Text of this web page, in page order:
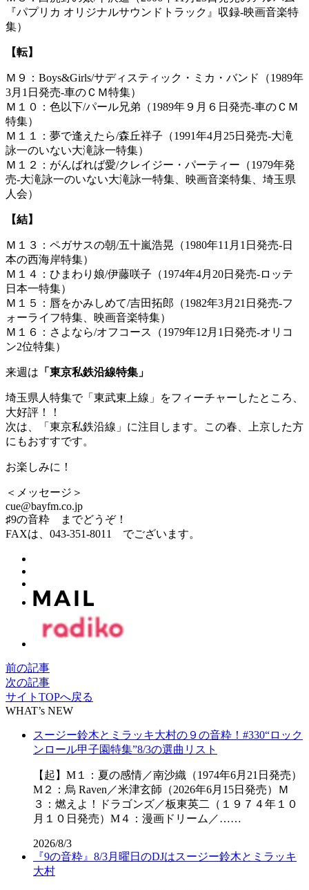
『パプリカ オリジナルサウンドトラック』収録-映画音楽特
集）
【転】
Ｍ９：Boys&Girls/サディスティック・ミカ・バンド（1989年
3月1日発売-車のＣＭ特集）
Ｍ１０：色以下/パール兄弟（1989年９月６日発売-車のＣＭ
特集）
Ｍ１１：夢で逢えたら/森丘祥子（1991年4月25日発売-大滝
詠一のいない大滝詠一特集）
Ｍ１２：がんばれば愛/クレイジー・パーティー（1979年発
売-大滝詠一のいない大滝詠一特集、映画音楽特集、埼玉県
人会）
【結】
Ｍ１３：ペガサスの朝/五十嵐浩晃（1980年11月1日発売-日
本の西海岸特集）
Ｍ１４：ひまわり娘/伊藤咲子（1974年4月20日発売-ロッテ
日本一特集）
Ｍ１５：唇をかみしめて/吉田拓郎（1982年3月21日発売-フ
ォーライフ特集、映画音楽特集）
Ｍ１６：さよなら/オフコース（1979年12月1日発売-オリコ
ン2位特集）
来週は 「東京私鉄沿線特集」
埼玉県人特集で「東武東上線」をフィーチャーしたところ、
大好評！！
次は、「東京私鉄沿線」に注目します。この春、上京した方
にもおすすです。
お楽しみに！
＜メッセージ＞
cue@bayfm.co.jp
♯9の音粋 までどうぞ！
FAXは、043-351-8011 でございます。
前の記事
次の記事
サイトTOPへ戻る
WHAT’s NEW
スージー鈴木とミラッキ大村の９の音粋！#330“ロック
ンロール甲子園特集”8/3の選曲リスト
【起】M１：夏の感情／南沙織（1974年6月21日発売）
M２：烏 Raven／米津玄師（2026年6月15日発売）Ｍ
３：燃えよ！ドラゴンズ／板東英二（１９７４年１０
月１０日発売）M４：漫画ドリーム／……
2026/8/3
『9の音粋』8/3月曜日のDJはスージー鈴木とミラッキ
大村